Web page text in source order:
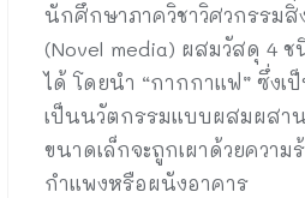
นักศึกษาภาควิชาวิศวกรรมสิ่
(Novel media) ผสมวัสดุ 4
ได้ โดยนำ “กากกาแฟ” ซึ่ง
เป็นนวัตกรรมแบบผสมผสา
ขนาดเล็กจะถูกเผาด้วยควา
กำแพงหรือผนังอาคาร